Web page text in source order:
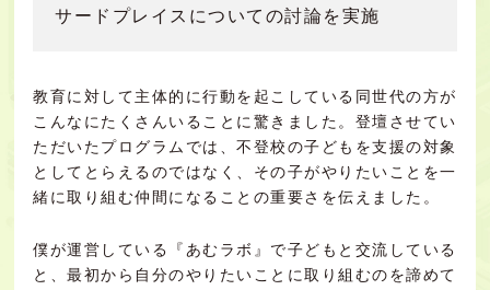
サードプレイスについての討論を実施
教育に対して主体的に行動を起こしている同世代の方が
こんなにたくさんいることに驚きました。 登壇させてい
ただいたプログラムでは、不登校の子どもを支援の対象
としてとらえるのではなく、その子がやりたいことを一
緒に取り組む仲間になることの重要さを伝えました。
僕が運営している『あむラボ』で子どもと交流している
と、最初から自分のやりたいことに取り組むのを諦めて